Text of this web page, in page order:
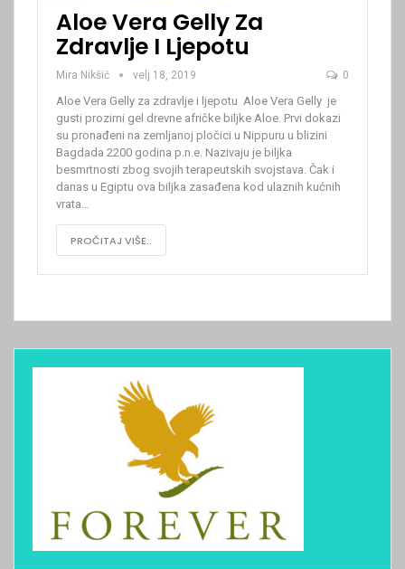
Aloe Vera Gelly Za
Zdravlje I Ljepotu
Mira Nikšić velj 18, 2019 0
Aloe Vera Gelly za zdravlje i ljepotu Aloe Vera Gelly je
gusti prozirni gel drevne afričke biljke Aloe. Prvi dokazi
su pronađeni na zemljanoj pločici u Nippuru u blizini
Bagdada 2200 godina p.n.e. Nazivaju je biljka
besmrtnosti zbog svojih terapeutskih svojstava. Čak i
danas u Egiptu ova biljka zasađena kod ulaznih kućnih
vrata…
PROČITAJ VIŠE..